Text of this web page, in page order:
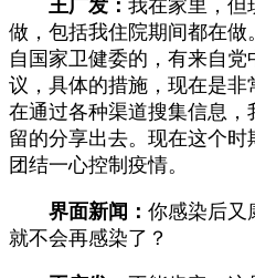
王广发： 我在家里，但
做，包括我住院期间都在
自国家卫健委的，有来自
议，具体的措施，现在是
在通过各种渠道搜集信息
留的分享出去。现在这个时
团结一心控制疫情。
界面新闻： 你感染后又
就不会再感染了？